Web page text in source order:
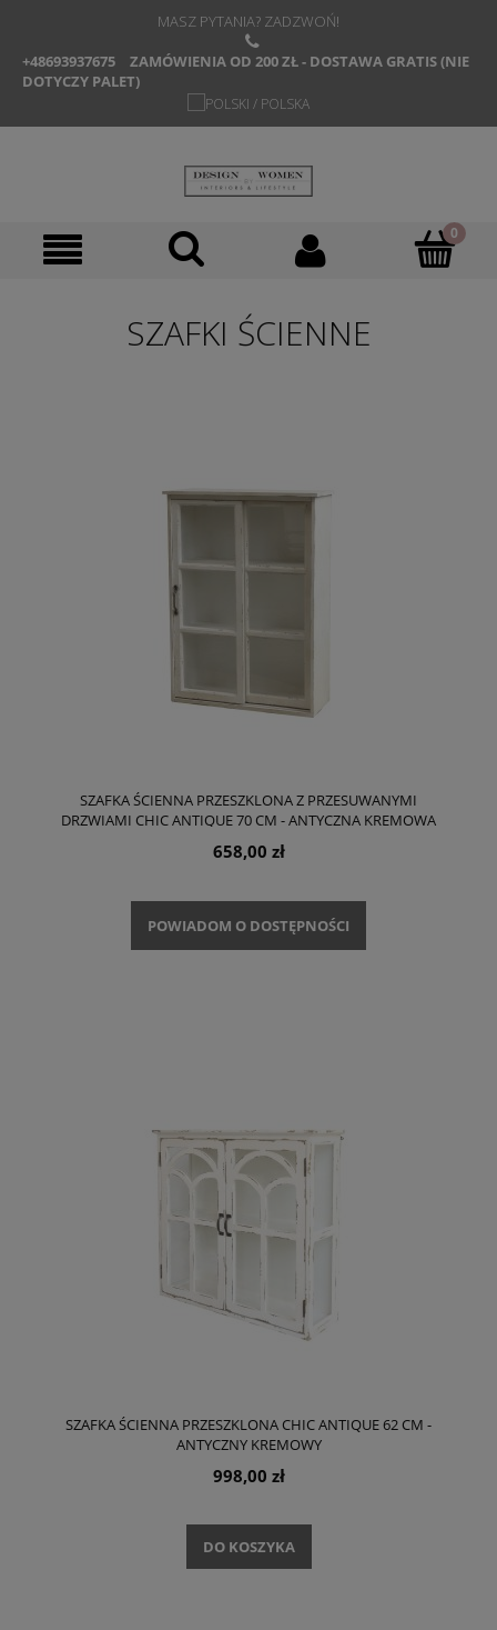
MASZ PYTANIA? ZADZWOŃ!
+48693937675
ZAMÓWIENIA OD 200 ZŁ - DOSTAWA GRATIS (NIE
DOTYCZY PALET)
SZAFKI ŚCIENNE
SZAFKA ŚCIENNA PRZESZKLONA Z PRZESUWANYMI
DRZWIAMI CHIC ANTIQUE 70 CM - ANTYCZNA KREMOWA
658,00 zł
POWIADOM O DOSTĘPNOŚCI
SZAFKA ŚCIENNA PRZESZKLONA CHIC ANTIQUE 62 CM -
ANTYCZNY KREMOWY
998,00 zł
DO KOSZYKA